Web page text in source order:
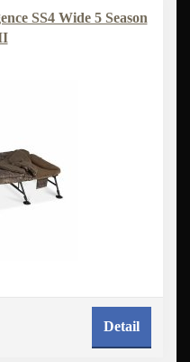
SS4 Wide 5 Season
Detail